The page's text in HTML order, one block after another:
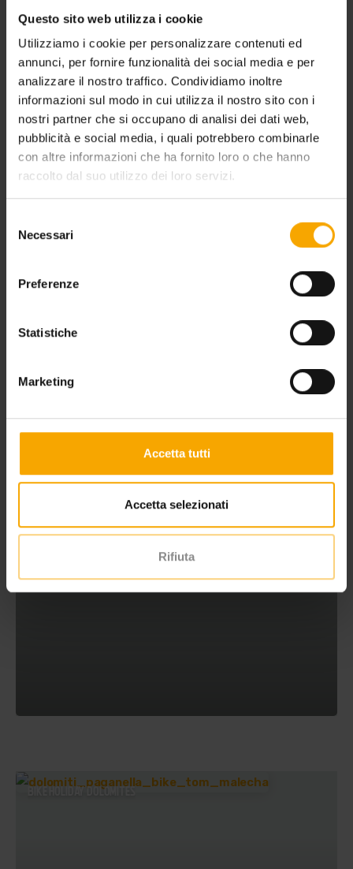
Questo sito web utilizza i cookie
Utilizziamo i cookie per personalizzare contenuti ed
annunci, per fornire funzionalità dei social media e per
analizzare il nostro traffico. Condividiamo inoltre
informazioni sul modo in cui utilizza il nostro sito con i
nostri partner che si occupano di analisi dei dati web,
pubblicità e social media, i quali potrebbero combinarle
con altre informazioni che ha fornito loro o che hanno
raccolto dal suo utilizzo dei loro servizi.
delNecessari
Preferenze
Statistiche
Marketing
Accetta tutti
Accetta selezionati
Rifiuta
WELLNESS HOLIDAY IN THE DOLOMITES
HOLIDAY OFFER AT LAKE MOLVENO
BIKE HOLIDAY DOLOMITES